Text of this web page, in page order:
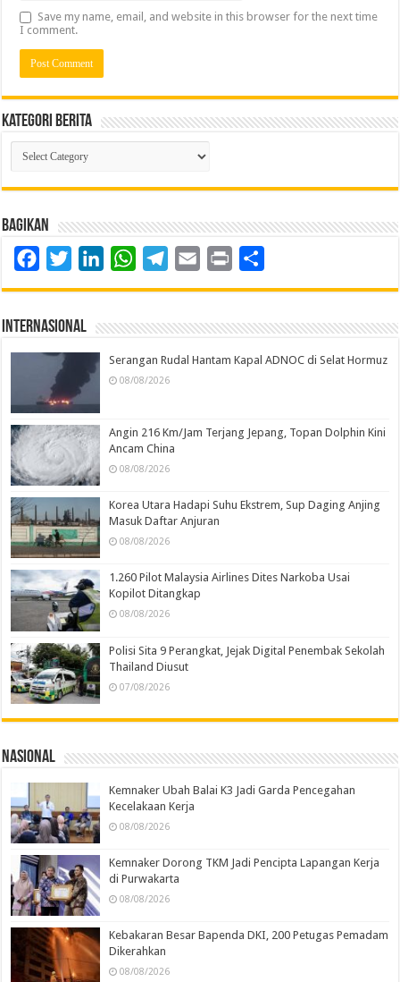
Save my name, email, and website in this browser for the next time
I comment.
Kategori Berita
Kategori
Berita
Bagikan
FacebookTwitterLinkedInWhatsAppTelegram
Email Print
Internasional
Serangan Rudal Hantam Kapal ADNOC di Selat Hormuz
08/08/2026
Angin 216 Km/Jam Terjang Jepang, Topan Dolphin Kini
Ancam China
08/08/2026
Korea Utara Hadapi Suhu Ekstrem, Sup Daging Anjing
Masuk Daftar Anjuran
08/08/2026
1.260 Pilot Malaysia Airlines Dites Narkoba Usai
Kopilot Ditangkap
08/08/2026
Polisi Sita 9 Perangkat, Jejak Digital Penembak Sekolah
Thailand Diusut
07/08/2026
Nasional
Kemnaker Ubah Balai K3 Jadi Garda Pencegahan
Kecelakaan Kerja
08/08/2026
Kemnaker Dorong TKM Jadi Pencipta Lapangan Kerja
di Purwakarta
08/08/2026
Kebakaran Besar Bapenda DKI, 200 Petugas Pemadam
Dikerahkan
08/08/2026